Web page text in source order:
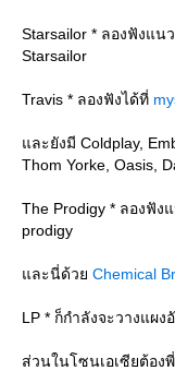
Starsailor * ลองฟังแน
Starsailor
Travis * ลองฟังได้ที่
ละยังมี Coldplay,
Thom Yorke, Oasis,
The Prodigy * ลองฟัง
prodigy
ละนี่ด้ว Chemical
LP * ก็กำลังจะวางแผ
ส่วนในโซนเอเซียต้อง